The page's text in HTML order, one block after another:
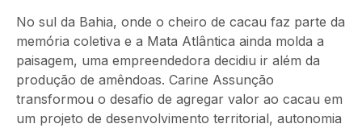
No sul da Bahia, onde o cheiro de cacau faz parte da
memória coletiva e a Mata Atlântica ainda molda a
paisagem, uma empreendedora decidiu ir além da
produção de amêndoas. Carine Assunção
transformou o desafio de agregar valor ao cacau em
um projeto de desenvolvimento territorial, autonomia